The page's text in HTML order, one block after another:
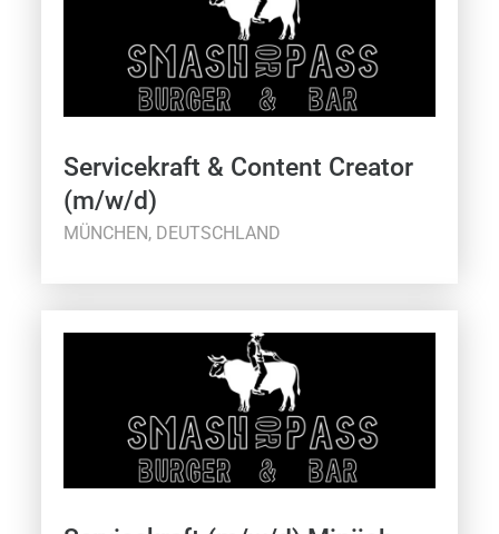
Servicekraft & Content Creator
(m/w/d)
MÜNCHEN, DEUTSCHLAND